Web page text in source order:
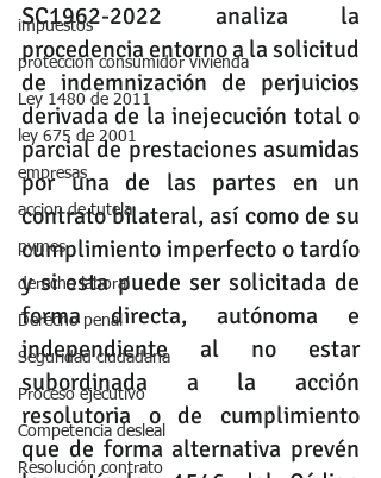
impuestos
protección consumidor vivienda
Ley 1480 de 2011
ley 675 de 2001
empresas
accion de tutela
pymes
derecho laboral
Derecho penal
Seguridad ciudadana
Proceso ejecutivo
Competencia desleal
Resolución contrato
SC1962-2022 analiza la
procedencia entorno a la solicitud
de indemnización de perjuicios
derivada de la inejecución total o
parcial de prestaciones asumidas
por una de las partes en un
contrato bilateral, así como de su
cumplimiento imperfecto o tardío
y si esta puede ser solicitada de
forma directa, autónoma e
independiente al no estar
subordinada a la acción
resolutoria o de cumplimiento
que de forma alternativa prevén